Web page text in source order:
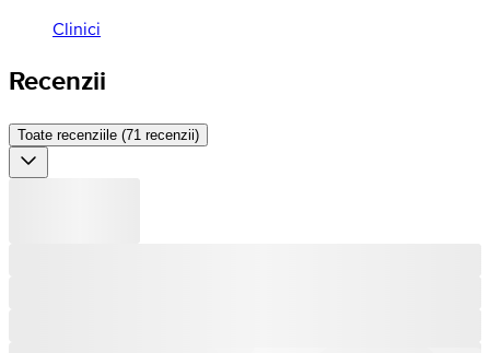
Clinici
Recenzii
Toate recenziile (71 recenzii)